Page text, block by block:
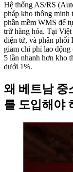
Hệ thống AS/RS
pháp kho thông minh
phần mềm WMS để
trữ hàng hóa. Tại
điện tử, và phân phối
giảm chi phí lao
5 lần nhanh hơn kho
dưới 1%.
왜 베트남 중
를 도입해야